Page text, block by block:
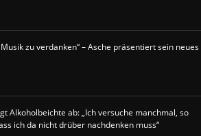
zu verdanken“ – Asche präsentiert sein neues
Alkoholbeichte ab: „Ich versuche manchmal, so
ich da nicht drüber nachdenken muss“